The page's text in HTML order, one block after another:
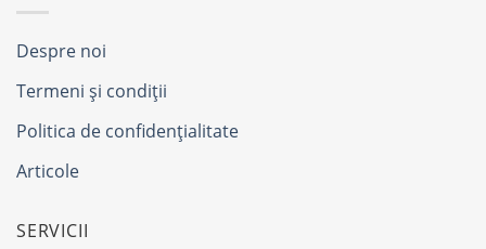
Despre noi
Termeni și condiții
Politica de confidențialitate
Articole
SERVICII